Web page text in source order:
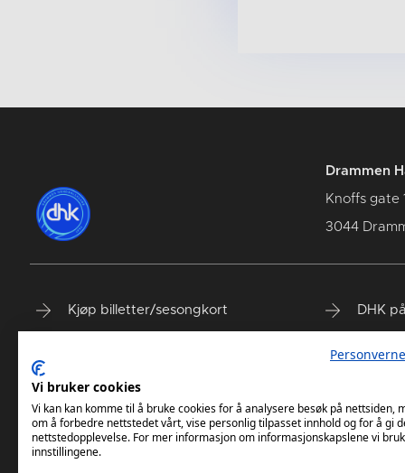
Drammen
Knoffs gate
3044
Kjøp billetter/sesongkort
DHK Terminliste
DHK
DHK
DHK
Vi bruker cookies
Vi kan kan komme til å bruke cookies for å analysere besøk på nettsiden,
om å forbedre nettstedet vårt, vise personlig tilpasset innhold og for å gi
nettstedopplevelse. For mer informasjon om informasjonskapslene vi
innstillingene.